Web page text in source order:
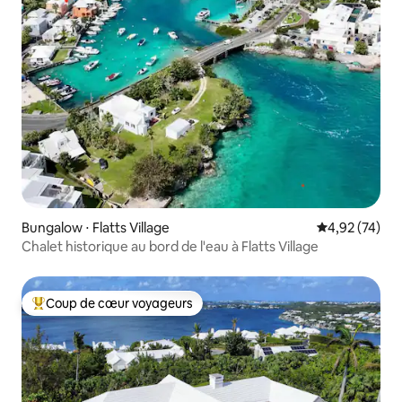
Bungalow ⋅ Flatts Village Évaluation
4,92 (74)
Chalet historique au bord de l'eau à Flatts Village
Coups de cœur voyageurs les plus appréciés
Coup de cœur voyageurs